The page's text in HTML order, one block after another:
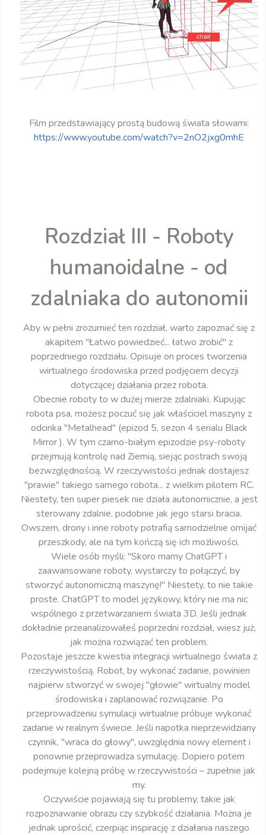
Film przedstawiający prostą budową świata słowami:
https://www.youtube.com/watch?v=2nO2jxg0mhE
Rozdział III - Roboty
humanoidalne - od
zdalniaka do autonomii
Aby w pełni zrozumieć ten rozdział, warto zapoznać się z
akapitem "Łatwo powiedzieć... łatwo zrobić" z
poprzedniego rozdziału. Opisuje on proces tworzenia
wirtualnego środowiska przed podjęciem decyzji
dotyczącej działania przez robota.
Obecnie roboty to w dużej mierze zdalniaki. Kupując
robota psa, możesz poczuć się jak właściciel maszyny z
odcinka "Metalhead" (epizod 5, sezon 4 serialu Black
Mirror ). W tym czarno-białym epizodzie psy-roboty
przejmują kontrolę nad Ziemią, siejąc postrach swoją
bezwzględnością. W rzeczywistości jednak dostajesz
"prawie" takiego samego robota... z wielkim pilotem RC.
Niestety, ten super piesek nie działa autonomicznie, a jest
sterowany zdalnie, podobnie jak jego starsi bracia.
Owszem, drony i inne roboty potrafią samodzielnie omijać
przeszkody, ale na tym kończą się ich możliwości.
Wiele osób myśli: "Skoro mamy ChatGPT i
zaawansowane roboty, wystarczy to połączyć, by
stworzyć autonomiczną maszynę!" Niestety, to nie takie
proste. ChatGPT to model językowy, który nie ma nic
wspólnego z przetwarzaniem świata 3D. Jeśli jednak
dokładnie przeanalizowałeś poprzedni rozdział, wiesz już,
jak można rozwiązać ten problem.
Pozostaje jeszcze kwestia integracji wirtualnego świata z
rzeczywistością. Robot, by wykonać zadanie, powinien
najpierw stworzyć w swojej "głowie" wirtualny model
środowiska i zaplanować rozwiązanie. Po
przeprowadzeniu symulacji wirtualnie próbuje wykonać
zadanie w realnym świecie. Jeśli napotka nieprzewidziany
czynnik, "wraca do głowy", uwzględnia nowy element i
ponownie przeprowadza symulację. Dopiero potem
podejmuje kolejną próbę w rzeczywistości – zupełnie jak
my.
Oczywiście pojawiają się tu problemy, takie jak
rozpoznawanie obrazu czy szybkość działania. Można je
jednak uprościć, czerpiąc inspirację z działania naszego